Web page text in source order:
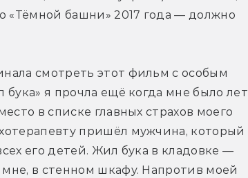
«Тёмной башни» 2017 года — должно
смотреть этот фильм с особым
я прочла ещё когда мне было лет
в списке главных страхов моего
пришёл мужчина, который
его детей. Жил бука в кладовке —
в стенном шкафу. Напротив моей